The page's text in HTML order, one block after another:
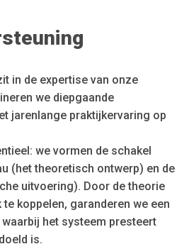
in de expertise van onze
we diepgaande
jarenlange praktijkervaring op
we vormen de schakel
(het theoretisch ontwerp) en de
uitvoering). Door de theorie
koppelen, garanderen we een
het systeem presteert
is.